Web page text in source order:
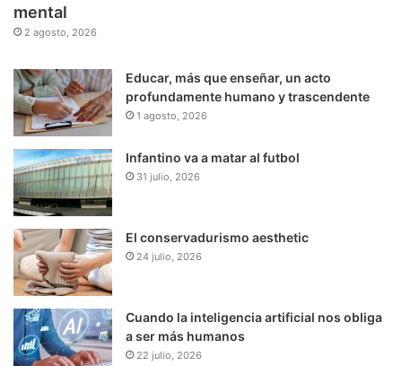
mental
2 agosto, 2026
Educar, más que enseñar, un acto
profundamente humano y trascendente
1 agosto, 2026
Infantino va a matar al futbol
31 julio, 2026
El conservadurismo aesthetic
24 julio, 2026
Cuando la inteligencia artificial nos obliga
a ser más humanos
22 julio, 2026